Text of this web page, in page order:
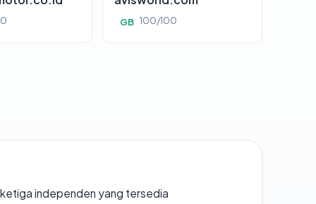
GB 100/100
independen yang tersedia